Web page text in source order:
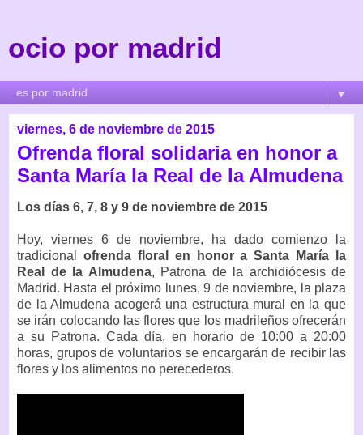
ocio por madrid
▼
viernes, 6 de noviembre de 2015
Ofrenda floral solidaria en honor a
Santa María la Real de la Almudena
Los días 6, 7, 8 y 9 de noviembre de 2015
Hoy, viernes 6 de noviembre, ha dado comienzo la
tradicional ofrenda floral en honor a Santa María la
Real de la Almudena, Patrona de la archidiócesis de
Madrid. Hasta el próximo lunes, 9 de noviembre, la plaza
de la Almudena acogerá una estructura mural en la que
se irán colocando las flores que los madrileños ofrecerán
a su Patrona. Cada día, en horario de 10:00 a 20:00
horas, grupos de voluntarios se encargarán de recibir las
flores y los alimentos no perecederos.